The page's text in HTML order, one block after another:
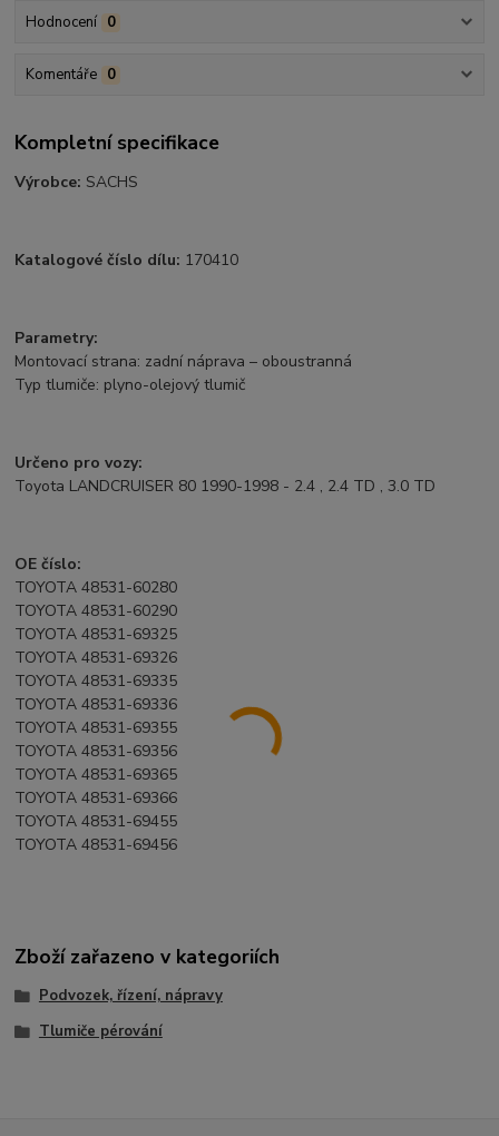
Hodnocení 0
Komentáře 0
Kompletní specifikace
Výrobce: SACHS
Katalogové číslo dílu: 170410
Parametry:
Montovací strana: zadní náprava – oboustranná
Typ tlumiče: plyno-olejový tlumič
Určeno pro vozy:
Toyota LANDCRUISER 80 1990-1998 - 2.4 , 2.4 TD , 3.0 TD
OE číslo:
TOYOTA 48531-60280
TOYOTA 48531-60290
TOYOTA 48531-69325
TOYOTA 48531-69326
TOYOTA 48531-69335
TOYOTA 48531-69336
TOYOTA 48531-69355
TOYOTA 48531-69356
TOYOTA 48531-69365
TOYOTA 48531-69366
TOYOTA 48531-69455
TOYOTA 48531-69456
Zboží zařazeno v kategoriích
Podvozek, řízení, nápravy
Tlumiče pérování